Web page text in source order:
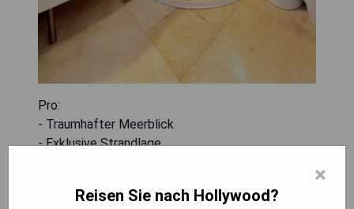
Pro:
- Traumhafter Meerblick
- Exklusive Strandlage
- Entspannender Wellnessbereich
×
Reisen Sie nach Hollywood?